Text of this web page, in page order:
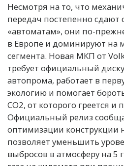
Несмотря на то, что
передач постепенно сдают
«автоматам», они по-
в Европе и доминируют на
сегмента. Новая МКП от
требует официальный
автопрома, работает в
экологию и помогает
СО2, от которого греется и
Официальный релиз
оптимизации конструкции
позволяет уменьшить
выбросов в атмосферу на 5